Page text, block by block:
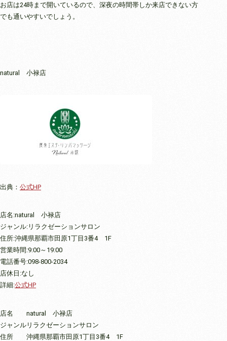
お店は24時まで開いているので、深夜の時間帯しか来店できない方
でも通いやすいでしょう。
natural 小禄店
出典： 公式HP
店名:natural 小禄店
ジャンル:リラクゼーションサロン
住所:沖縄県那覇市田原1丁目3番4 1F
営業時間:9:00～19:00
電話番号:098-800-2034
店休日:なし
詳細:公式HP
店名
natural 小禄店
ジャンル リラクゼーションサロン
住所
沖縄県那覇市田原1丁目3番4 1F